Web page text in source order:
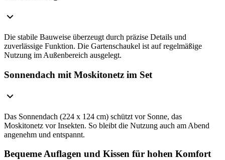
Die stabile Bauweise überzeugt durch präzise Details und
zuverlässige Funktion. Die Gartenschaukel ist auf regelmäßige
Nutzung im Außenbereich ausgelegt.
Sonnendach mit Moskitonetz im Set
Das Sonnendach (224 x 124 cm) schützt vor Sonne, das
Moskitonetz vor Insekten. So bleibt die Nutzung auch am Abend
angenehm und entspannt.
Bequeme Auflagen und Kissen für hohen Komfort